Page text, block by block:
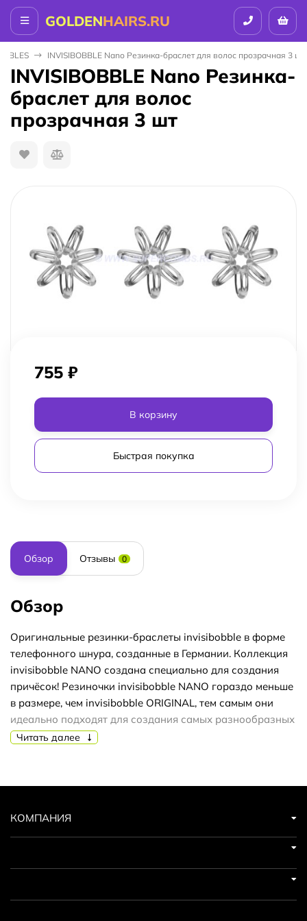
GOLDENHAIRS.RU
INVISIBOBBLE Nano Резинка-браслет для волос прозрачная 3 шт
INVISIBOBBLE Nano Резинка-
браслет для волос
прозрачная 3 шт
755 ₽
В корзину
Быстрая покупка
Обзор Отзывы 0
Обзор
Оригинальные резинки-браслеты invisibobble в форме
телефонного шнура, созданные в Германии. Коллекция
invisibobble NANO создана специально для создания
причёсок! Резиночки invisibobble NANO гораздо меньше
в размере, чем invisibobble ORIGINAL, тем самым они
идеально подходят для создания самых разнообразных
причёсок, а также для детских волос. Резинки подходят
благодаря неравномерному распределению давления
аллергию при контакте с кожей, поскольку изготовлены
из искусственной смолы.
Читать далее
КОМПАНИЯ